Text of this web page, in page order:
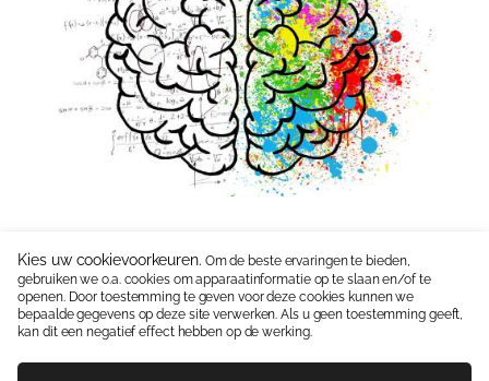
Neem contact op:06 15336587|info@jipkes.nl
Handige linkjes:Pedagogisch coach|Blog en Downloads
Kies uw cookievoorkeuren. Om de beste ervaringen te bieden,
gebruiken we o.a. cookies om apparaatinformatie op te slaan en/of te
openen. Door toestemming te geven voor deze cookies kunnen we
bepaalde gegevens op deze site verwerken. Als u geen toestemming geeft,
kan dit een negatief effect hebben op de werking.